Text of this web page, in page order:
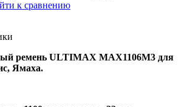
к сравнению
ремень ULTIMAX MAX1106M3 для
Ямаха.